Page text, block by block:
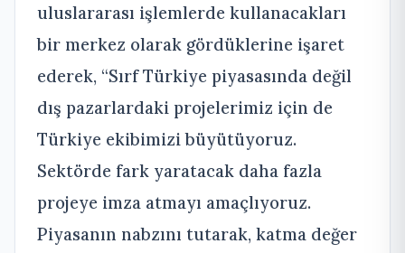
uluslararası işlemlerde kullanacakları
bir merkez olarak gördüklerine işaret
ederek, “Sırf Türkiye piyasasında değil
dış pazarlardaki projelerimiz için de
Türkiye ekibimizi büyütüyoruz.
Sektörde fark yaratacak daha fazla
projeye imza atmayı amaçlıyoruz.
Piyasanın nabzını tutarak, katma değer